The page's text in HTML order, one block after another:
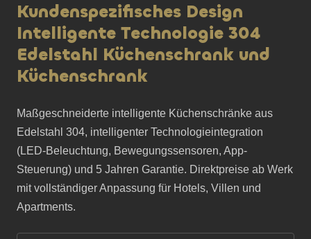
Kundenspezifisches Design
Intelligente Technologie 304
Edelstahl Küchenschrank und
Küchenschrank
Maßgeschneiderte intelligente Küchenschränke aus
Edelstahl 304, intelligenter Technologieintegration
(LED-Beleuchtung, Bewegungssensoren, App-
Steuerung) und 5 Jahren Garantie. Direktpreise ab Werk
mit vollständiger Anpassung für Hotels, Villen und
Apartments.